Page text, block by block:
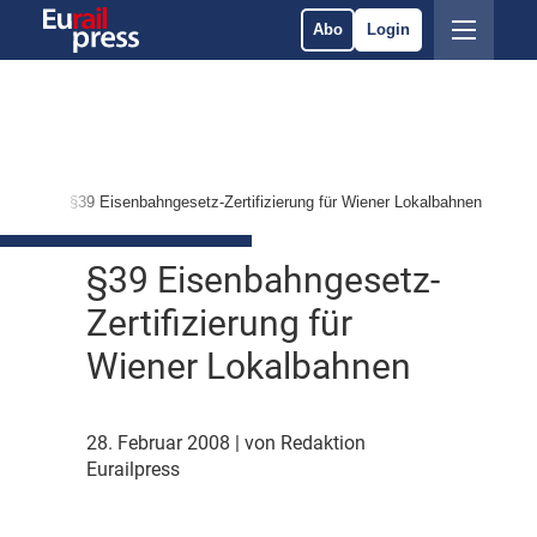
Abo Login
§39 Eisenbahngesetz-Zertifizierung für Wiener Lokalbahnen
§39 Eisenbahngesetz-
Zertifizierung für
Wiener Lokalbahnen
28. Februar 2008
| von Redaktion
Eurailpress